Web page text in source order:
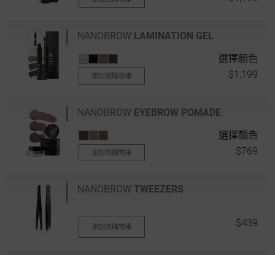
NANOBROW LAMINATION GEL
選擇顏色
添加到購物車 $1,199
NANOBROW EYEBROW POMADE
選擇顏色
添加到購物車 $769
NANOBROW TWEEZERS
添加到購物車 $439